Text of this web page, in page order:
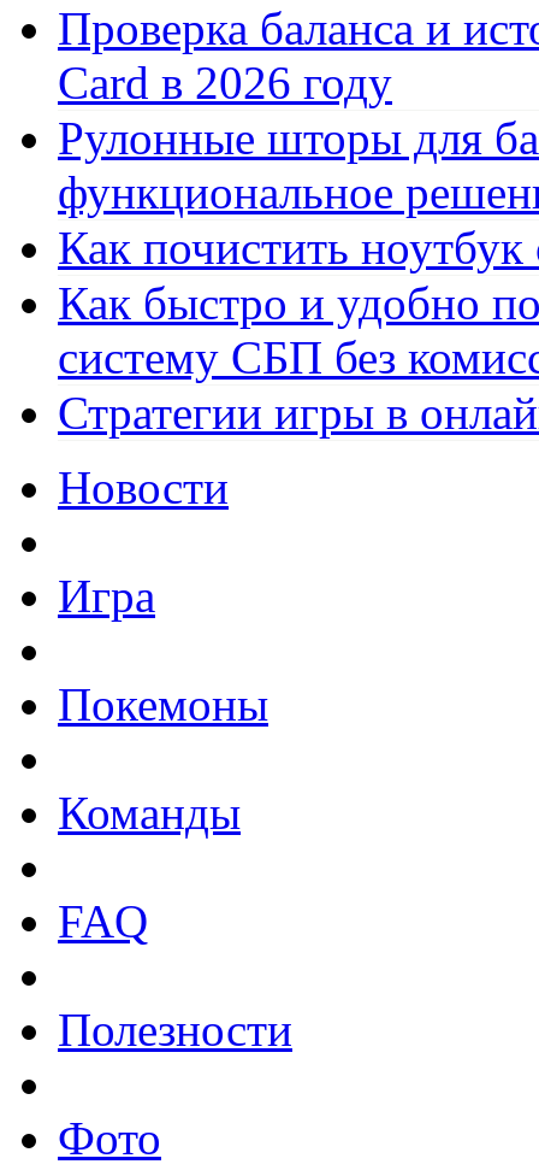
Проверка баланса и
Card в 2026 году
Рулонные шторы для
функциональное
Как почистить
Как быстро и удобно
систему СБП без
Стратегии игры в
Новости
Игра
Покемоны
Команды
FAQ
Полезности
Фото